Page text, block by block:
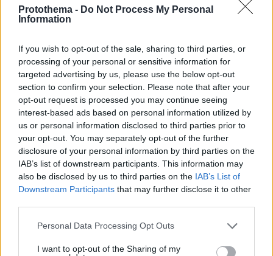
Protothema - Do Not Process My Personal
Information
If you wish to opt-out of the sale, sharing to third parties, or
processing of your personal or sensitive information for
targeted advertising by us, please use the below opt-out
section to confirm your selection. Please note that after your
opt-out request is processed you may continue seeing
interest-based ads based on personal information utilized by
us or personal information disclosed to third parties prior to
your opt-out. You may separately opt-out of the further
disclosure of your personal information by third parties on the
IAB’s list of downstream participants. This information may
also be disclosed by us to third parties on the IAB’s List of
Downstream Participants that may further disclose it to other
Please note that this website/app uses one or more Google
not limited to your visit or usage behaviour. You may click to
Personal Data Processing Opt Outs
I want to opt-out of the Sharing of my
Τα λάθη που συχνά κάνουμε όταν έχουμε στο σπίτι
πριν 25 λεπτά
Αισθάνονται όλα τα ζώα πόνο; Ερευνητές απαντούν
πριν 25 λεπτά
Δύο συλλήψεις για διακίνηση ναρκωτικών στην
Κέρκυρα, κατασχέθηκαν ναρκωτικά και μετρητά
πριν 26 λεπτά
ΔΕΙΤΕ ΟΛΕΣ ΤΙΣ ΕΙΔΗΣΕΙΣ
ΤΑ ΠΙΟ ΔΗΜΟΦΙΛΗ